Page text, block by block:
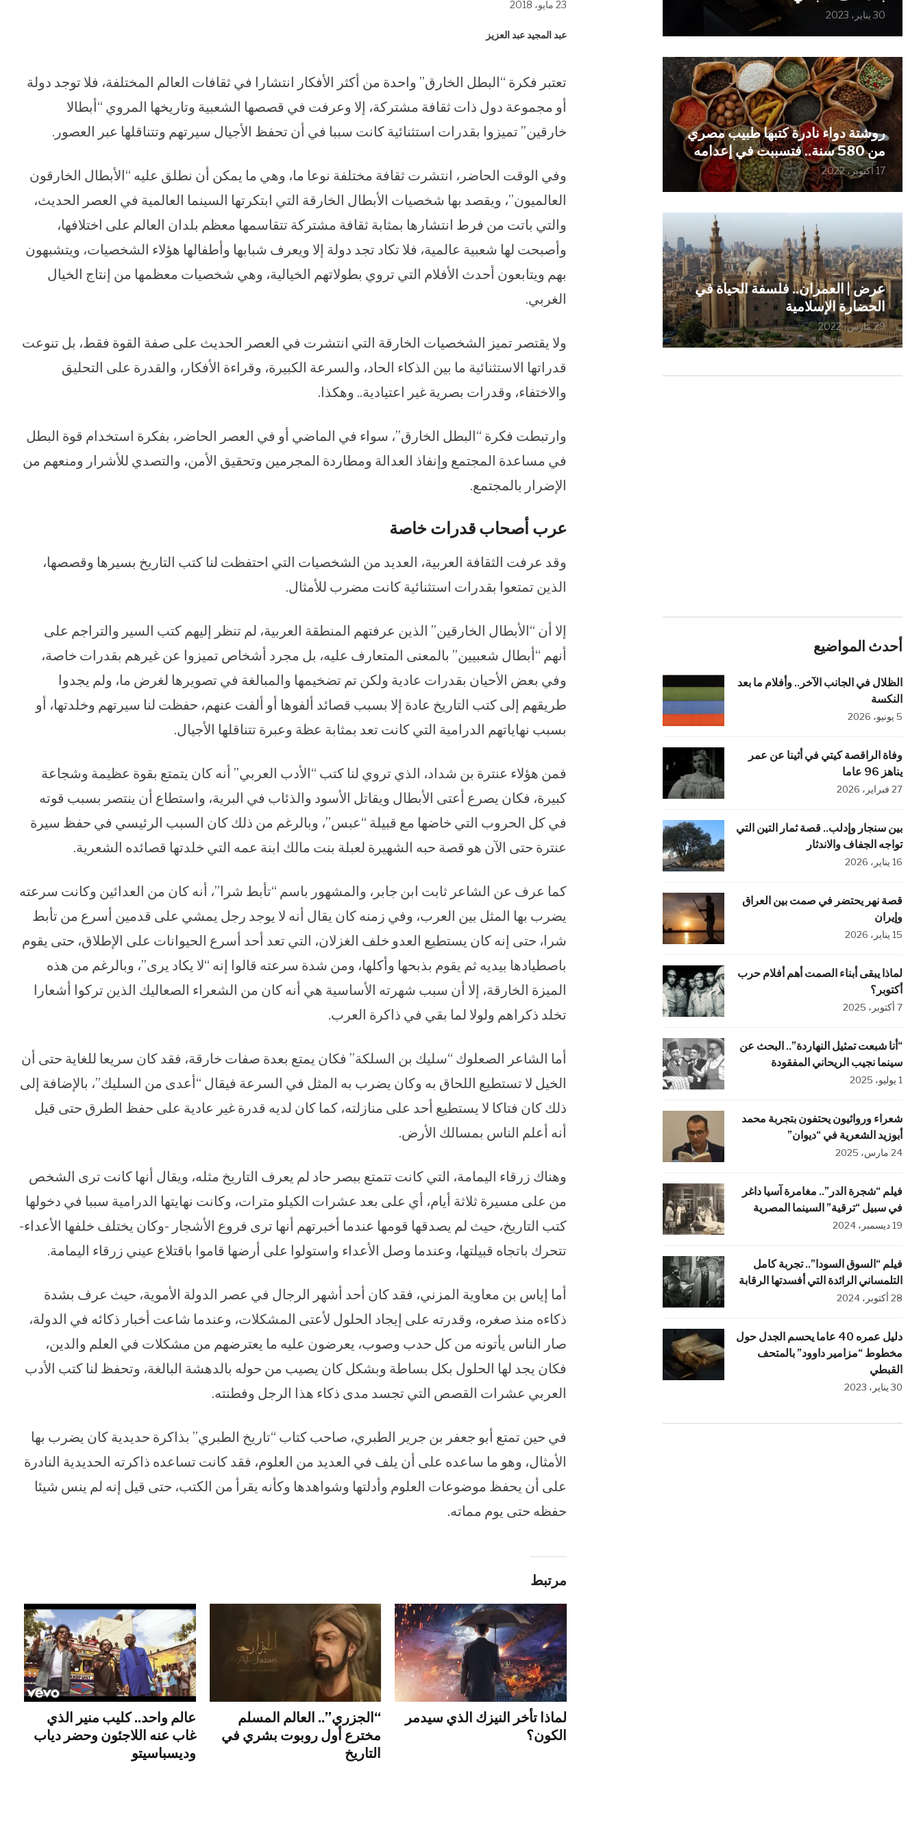
في
نافذة
في 23 مايو، 2018
عبد المجيد عبد العزيز
تعتبر فكرة “البطل الخارق” واحدة من أكثر الأفكار انتشارا في ثقافات العالم المختلفة، فلا توجد دولة
أو مجموعة دول ذات ثقافة مشتركة، إلا وعرفت في قصصها الشعبية وتاريخها المروي “أبطالا
خارقين” تميزوا بقدرات استثنائية كانت سببا في أن تحفظ الأجيال سيرتهم وتتناقلها عبر العصور.
وفي الوقت الحاضر، انتشرت ثقافة مختلفة نوعا ما، وهي ما يمكن أن نطلق عليه “الأبطال الخارقون
العالميون”، ويقصد بها شخصيات الأبطال الخارقة التي ابتكرتها السينما العالمية في العصر الحديث،
والتي باتت من فرط انتشارها بمثابة ثقافة مشتركة تتقاسمها معظم بلدان العالم على اختلافها،
وأصبحت لها شعبية عالمية، فلا تكاد تجد دولة إلا ويعرف شبابها وأطفالها هؤلاء الشخصيات، ويتشبهون
بهم ويتابعون أحدث الأفلام التي تروي بطولاتهم الخيالية، وهي شخصيات معظمها من إنتاج الخيال
الغربي.
ولا يقتصر تميز الشخصيات الخارقة التي انتشرت في العصر الحديث على صفة القوة فقط، بل تنوعت
قدراتها الاستثنائية ما بين الذكاء الحاد، والسرعة الكبيرة، وقراءة الأفكار، والقدرة على التحليق
والاختفاء، وقدرات بصرية غير اعتيادية.. وهكذا.
وارتبطت فكرة “البطل الخارق”، سواء في الماضي أو في العصر الحاضر، بفكرة استخدام قوة البطل
في مساعدة المجتمع وإنفاذ العدالة ومطاردة المجرمين وتحقيق الأمن، والتصدي للأشرار ومنعهم من
الإضرار بالمجتمع.
عرب أصحاب قدرات خاصة
وقد عرفت الثقافة العربية، العديد من الشخصيات التي احتفظت لنا كتب التاريخ بسيرها وقصصها،
الذين تمتعوا بقدرات استثنائية كانت مضرب للأمثال.
إلا أن “الأبطال الخارقين” الذين عرفتهم المنطقة العربية، لم تنظر إليهم كتب السير والتراجم على
أنهم “أبطال شعبيين” بالمعنى المتعارف عليه، بل مجرد أشخاص تميزوا عن غيرهم بقدرات خاصة،
وفي بعض الأحيان بقدرات عادية ولكن تم تضخيمها والمبالغة في تصويرها لغرض ما، ولم يجدوا
طريقهم إلى كتب التاريخ عادة إلا بسبب قصائد ألفوها أو ألفت عنهم، حفظت لنا سيرتهم وخلدتها، أو
بسبب نهاياتهم الدرامية التي كانت تعد بمثابة عظة وعبرة تتناقلها الأجيال.
فمن هؤلاء عنترة بن شداد، الذي تروي لنا كتب “الأدب العربي” أنه كان يتمتع بقوة عظيمة وشجاعة
كبيرة، فكان يصرع أعتى الأبطال ويقاتل الأسود والذئاب في البرية، واستطاع أن ينتصر بسبب قوته
في كل الحروب التي خاضها مع قبيلة “عبس”، وبالرغم من ذلك كان السبب الرئيسي في حفظ سيرة
عنترة حتى الآن هو قصة حبه الشهيرة لعبلة بنت مالك ابنة عمه التي خلدتها قصائده الشعرية.
كما عرف عن الشاعر ثابت ابن جابر، والمشهور باسم “تأبط شرا”، أنه كان من العدائين وكانت سرعته
يضرب بها المثل بين العرب، وفي زمنه كان يقال أنه لا يوجد رجل يمشي على قدمين أسرع من تأبط
شرا، حتى إنه كان يستطيع العدو خلف الغزلان، التي تعد أحد أسرع الحيوانات على الإطلاق، حتى يقوم
باصطيادها بيديه ثم يقوم بذبحها وأكلها، ومن شدة سرعته قالوا إنه “لا يكاد يرى”، وبالرغم من هذه
الميزة الخارقة، إلا أن سبب شهرته الأساسية هي أنه كان من الشعراء الصعاليك الذين تركوا أشعارا
تخلد ذكراهم ولولا لما بقي في ذاكرة العرب.
أما الشاعر الصعلوك “سليك بن السلكة” فكان يمتع بعدة صفات خارقة، فقد كان سريعا للغاية حتى أن
الخيل لا تستطيع اللحاق به وكان يضرب به المثل في السرعة فيقال “أعدى من السليك”، بالإضافة إلى
ذلك كان فتاكا لا يستطيع أحد على منازلته، كما كان لديه قدرة غير عادية على حفظ الطرق حتى قيل
أنه أعلم الناس بمسالك الأرض.
وهناك زرقاء اليمامة، التي كانت تتمتع ببصر حاد لم يعرف التاريخ مثله، ويقال أنها كانت ترى الشخص
من على مسيرة ثلاثة أيام، أي على بعد عشرات الكيلو مترات، وكانت نهايتها الدرامية سببا في دخولها
كتب التاريخ، حيث لم يصدقها قومها عندما أخبرتهم أنها ترى فروع الأشجار -وكان يختلف خلفها الأعداء-
تتحرك باتجاه قبيلتها، وعندما وصل الأعداء واستولوا على أرضها قاموا باقتلاع عيني زرقاء اليمامة.
أما إياس بن معاوية المزني، فقد كان أحد أشهر الرجال في عصر الدولة الأموية، حيث عرف بشدة
ذكاءه منذ صغره، وقدرته على إيجاد الحلول لأعتى المشكلات، وعندما شاعت أخبار ذكائه في الدولة،
صار الناس يأتونه من كل حدب وصوب، يعرضون عليه ما يعترضهم من مشكلات في العلم والدين،
فكان يجد لها الحلول بكل بساطة وبشكل كان يصيب من حوله بالدهشة البالغة، وتحفظ لنا كتب الأدب
العربي عشرات القصص التي تجسد مدى ذكاء هذا الرجل وفطنته.
في حين تمتع أبو جعفر بن جرير الطبري، صاحب كتاب “تاريخ الطبري” بذاكرة حديدية كان يضرب بها
الأمثال، وهو ما ساعده على أن يلف في العديد من العلوم، فقد كانت تساعده ذاكرته الحديدية النادرة
على أن يحفظ موضوعات العلوم وأدلتها وشواهدها وكأنه يقرأ من الكتب، حتى قيل إنه لم ينس شيئا
حفظه حتى يوم مماته.
مرتبط
لماذا تأخر النيزك الذي سيدمر
الكون؟
“الجزري”.. العالم المسلم
مخترع أول روبوت بشري في
التاريخ
عالم واحد.. كليب منير الذي
غاب عنه اللاجئون وحضر دياب
وديسباسيتو
30 يناير، 2023
روشتة دواء نادرة كتبها طبيب مصري
من 580 سنة.. فتسببت في إعدامه
17 أكتوبر، 2022
عرض | العمران.. فلسفة الحياة في
الحضارة الإسلامية
29 مارس، 2022
أحدث المواضيع
الظلال في الجانب الآخر.. وأفلام ما بعد
النكسة
5 يونيو، 2026
وفاة الراقصة كيتي في أثينا عن عمر
يناهز 96 عاما
27 فبراير، 2026
بين سنجار وإدلب.. قصة ثمار التين التي
تواجه الجفاف والاندثار
16 يناير، 2026
قصة نهر يحتضر في صمت بين العراق
وإيران
15 يناير، 2026
لماذا يبقى أبناء الصمت أهم أفلام حرب
أكتوبر؟
7 أكتوبر، 2025
“أنا شبعت تمثيل النهاردة”.. البحث عن
سينما نجيب الريحاني المفقودة
1 يوليو، 2025
شعراء وروائيون يحتفون بتجربة محمد
أبوزيد الشعرية في “ديوان”
24 مارس، 2025
فيلم “شجرة الدر”.. مغامرة آسيا داغر
في سبيل “ترقية” السينما المصرية
19 ديسمبر، 2024
فيلم “السوق السودا”.. تجربة كامل
التلمساني الرائدة التي أفسدتها الرقابة
28 أكتوبر، 2024
دليل عمره 40 عاما يحسم الجدل حول
مخطوط “مزامير داوود” بالمتحف
القبطي
30 يناير، 2023